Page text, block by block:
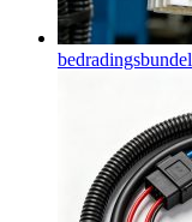
bedradingsbundel